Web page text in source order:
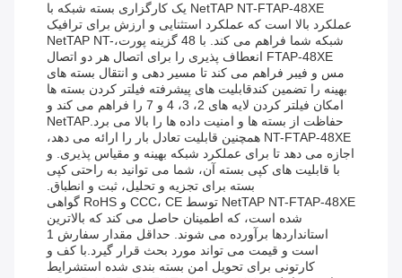
NetTAP NT-FTAP-48XE یک کارگزاری بسته شبکه با
عملکرد بالا است که عملکرد استثنایی و ارزش برای ترافیک
شبکه شما فراهم می کند. با 48 گزینه پورت،NetTAP NT-
FTAP-48XE انعطاف پذیری را برای اتصال هر دو اتصال
مس و فیبر فراهم می کند تا مسیر دهی و انتقال بسته های
بهینه را تضمین کندقابلیت های پیشرفته فیلتر کردن بسته ها
امکان فیلتر کردن لایه های 2، 3، 4 و 7 را فراهم می کند و
حفاظت از بسته ها و امنیت داده ها را بالا می برد.NetTAP
NT-FTAP-48XE همچنین قابلیت تعادل بار را ارائه می دهد،
اجازه می دهد تا برای عملکرد شبکه بهینه و مقیاس پذیری. و
با قابلیت های کپی بسته آن، شما می توانید به راحتی کپی
بسته برای تجزیه و تحلیل، ثبت و انطباق.
NetTAP NT-FTAP-48XE توسط CCC، CE و RoHS گواهی
شده است، که اطمینان حاصل می کند که بالاترین
استانداردها برآورده می شوند. حداقل مقدار سفارش 1
است و قیمت می تواند مورد بحث قرار گیرد.با کف و
کارتونی برای تحویل امن بسته بندی شده استشرایط